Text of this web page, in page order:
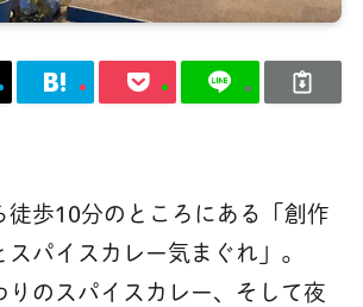
徒歩10分のところにある「創作
パイスカレー気まぐれ」。
りのスパイスカレー、そして夜